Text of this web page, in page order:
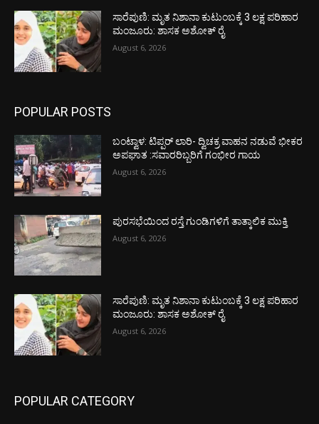
ಸಾರೆಪುಣಿ: ಮೃತ ನಿಶಾನಾ ಕುಟುಂಬಕ್ಕೆ 3 ಲಕ್ಷ ಪರಿಹಾರ
ಮಂಜೂರು: ಶಾಸಕ ಅಶೋಕ್ ರೈ
August 6, 2026
POPULAR POSTS
ಬಂಟ್ವಾಳ: ಟಿಪ್ಪರ್ ಲಾರಿ- ದ್ವಿಚಕ್ರ ವಾಹನ ನಡುವೆ ಭೀಕರ
ಅಪಘಾತ :ಸವಾರರಿಬ್ಬರಿಗೆ ಗಂಭೀರ ಗಾಯ
August 6, 2026
ಪುರಸಭೆಯಿಂದ ರಸ್ತೆ ಗುಂಡಿಗಳಿಗೆ ತಾತ್ಕಾಲಿಕ ಮುಕ್ತಿ
August 6, 2026
ಸಾರೆಪುಣಿ: ಮೃತ ನಿಶಾನಾ ಕುಟುಂಬಕ್ಕೆ 3 ಲಕ್ಷ ಪರಿಹಾರ
ಮಂಜೂರು: ಶಾಸಕ ಅಶೋಕ್ ರೈ
August 6, 2026
POPULAR CATEGORY